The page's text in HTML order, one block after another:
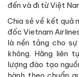
đến và đi từ Việt
Chia sẻ về kết quả
đốc Vietnam
là nền tảng cho
không. Hãng liên
lượng đào tạo